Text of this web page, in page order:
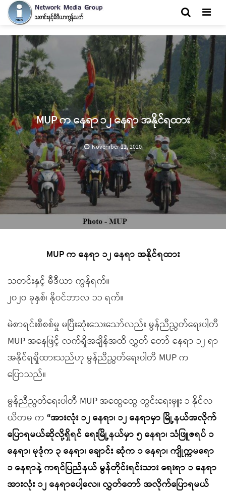
MUP က နေရာ ၁၂ နေရာ အနိုင်ရထား
November 11, 2020
MUP က နေရာ ၁၂ နေရာ အနိုင်ရထား
သတင်းနှင့် မီဒီယာ ကွန်ရက်။
၂၀၂၀ ခုနှစ်၊ နိုဝင်ဘာလ ၁၁ ရက်။
မဲစာရင်းစီစစ်မှု မပြီးဆုံးသေးသော်လည်း မွန်ညီညွှတ်ရေးပါတီ
MUP အနေဖြင့် လက်ရှိအချိန်အထိ လွှတ် တော် နေရာ ၁၂ ရာ
အနိုင်ရရှိထားသည်ဟု မွန်ညီညွှတ်ရေးပါတီ MUP က
ပြောသည်။
မွန်ညီညွတ်ရေးပါတီ MUP အထွေထွေ တွင်းရေးမှူး ၁ နိုင်လ
ယိတမ က “အားလုံး ၁၂ နေရာ၊ ၁၂ နေရာမှာ မြို့နယ်အလိုက်
ပြောရမယ်ဆိုလို့ရှိရင် ရေးမြို့နယ်မှာ ၅ နေရာ၊ သံဖြူဇရပ် ၁
နေရာ၊ မုဒုံက ၃ နေရာ၊ ချောင်း ဆုံက ၁ နေရာ၊ ကျိုက္ကမရော
၁ နေရာနဲ့ ကရင်ပြည်နယ် မွန်တိုင်းရင်းသား ရေးရာ ၁ နေရာ
အားလုံး ၁၂ နေရာပေါ့လေ။ လွှတ်တော် အလိုက်ပြောရမယ်